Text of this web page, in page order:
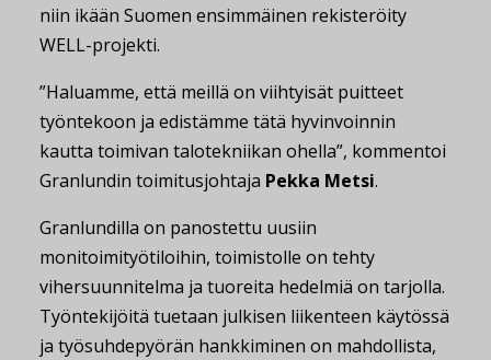
niin ikään Suomen ensimmäinen rekisteröity
WELL-projekti.
”Haluamme, että meillä on viihtyisät puitteet
työntekoon ja edistämme tätä hyvinvoinnin
kautta toimivan talotekniikan ohella”, kommentoi
Granlundin toimitusjohtaja Pekka Metsi.
Granlundilla on panostettu uusiin
monitoimityötiloihin, toimistolle on tehty
vihersuunnitelma ja tuoreita hedelmiä on tarjolla.
Työntekijöitä tuetaan julkisen liikenteen käytössä
ja työsuhdepyörän hankkiminen on mahdollista,